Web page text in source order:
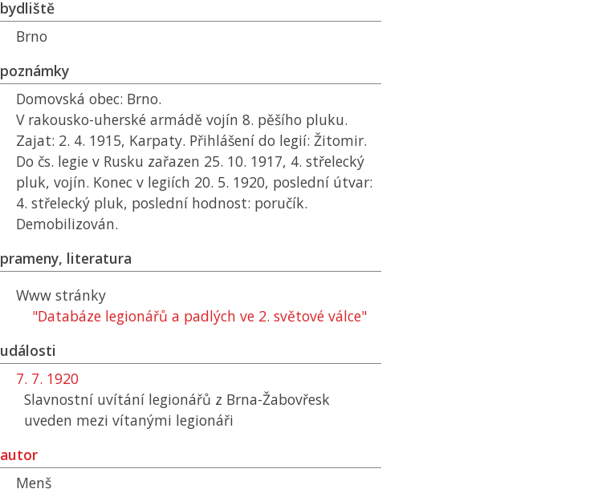
bydliště
Brno
poznámky
Domovská obec: Brno.
V rakousko-uherské armádě vojín 8. pěšího pluku.
Zajat: 2. 4. 1915, Karpaty. Přihlášení do legií: Žitomir.
Do čs. legie v Rusku zařazen 25. 10. 1917, 4. střelecký
pluk, vojín. Konec v legiích 20. 5. 1920, poslední útvar:
4. střelecký pluk, poslední hodnost: poručík.
Demobilizován.
prameny, literatura
Www stránky
"Databáze legionářů a padlých ve 2. světové válce"
události
7. 7. 1920
Slavnostní uvítání legionářů z Brna-Žabovřesk
uveden mezi vítanými legionáři
autor
Menš